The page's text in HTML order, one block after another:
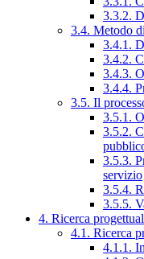
3.3.2.
3.4. Metodo
3.4.1.
3.4.2.
3.4.3.
3.4.4.
3.5. Il
3.5.1.
3.5.2.
3.5.3.
servizio
3.5.4.
3.5.5.
4. Ricerca
4.1. Ricerca
4.1.1.